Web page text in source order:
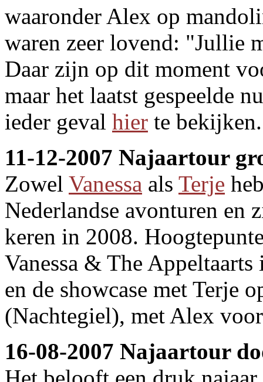
waaronder Alex op
waren zeer lovend: "Jullie
Daar zijn op dit moment
maar het laatst gespeelde
ieder geval hier te bekijken.
11-12-2007 Najaartour
Zowel Vanessa als Terje
Nederlandse avonturen en
keren in 2008.
Vanessa & The
en de showcase met Terje
(Nachtegiel), met Alex
16-08-2007 Najaartour